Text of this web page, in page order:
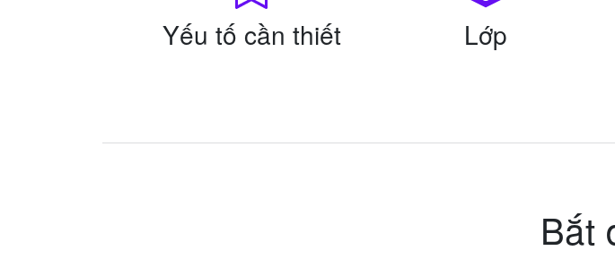
Yếu tố cần thiết Lớp
Bắt